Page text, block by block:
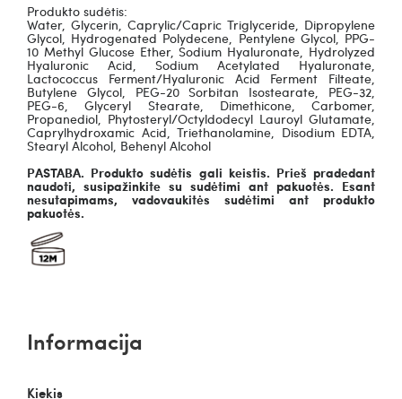
Produkto sudėtis:
Water, Glycerin, Caprylic/Capric Triglyceride, Dipropylene
Glycol, Hydrogenated Polydecene, Pentylene Glycol, PPG-
10 Methyl Glucose Ether, Sodium Hyaluronate, Hydrolyzed
Hyaluronic Acid, Sodium Acetylated Hyaluronate,
Lactococcus Ferment/Hyaluronic Acid Ferment Filteate,
Butylene Glycol, PEG-20 Sorbitan Isostearate, PEG-32,
PEG-6, Glyceryl Stearate, Dimethicone, Carbomer,
Propanediol, Phytosteryl/Octyldodecyl Lauroyl Glutamate,
Caprylhydroxamic Acid, Triethanolamine, Disodium EDTA,
Stearyl Alcohol, Behenyl Alcohol
PASTABA. Produkto sudėtis gali keistis. Prieš pradedant
naudoti, susipažinkite su sudėtimi ant pakuotės. Esant
nesutapimams, vadovaukitės sudėtimi ant produkto
pakuotės.
Informacija
Kiekis